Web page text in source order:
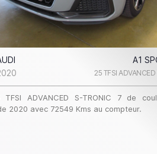
A1
25 TFSI
TFSI ADVANCED S-TRONIC 7 de
2020 avec 72549 Kms au compteur.